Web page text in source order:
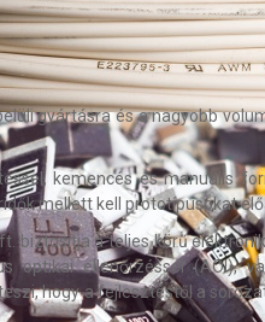
gyártásra és a nagyobb
kemencés és manuális
mellett kell prototípusokat
biztosítja a teljes körű
optikai ellenőrzéssel (AOI),
hogy a fejlesztéstől a